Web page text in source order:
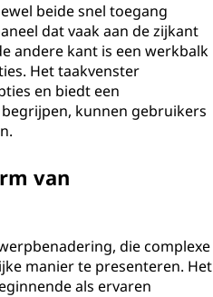
beide snel toegang
dat vaak aan de zijkant
andere kant is een werkbalk
Het taakvenster
en biedt een
kunnen gebruikers
van
die complexe
manier te presenteren. Het
als ervaren